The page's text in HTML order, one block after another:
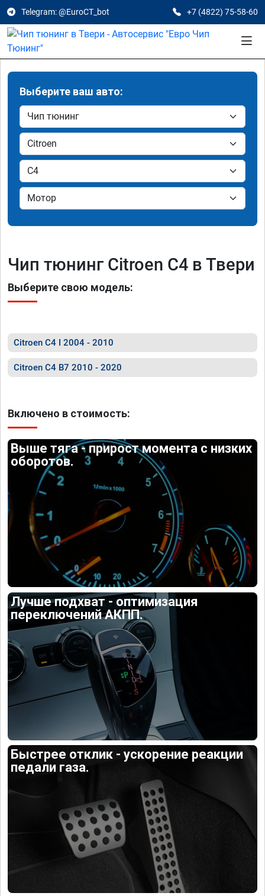
Telegram: @EuroCT_bot +7 (4822) 75-58-60
Выберите ваш авто:
Чип тюнинг Citroen C4 в Твери
Выберите свою модель:
Citroen C4 I 2004 - 2010
Citroen C4 B7 2010 - 2020
Включено в стоимость:
Выше тяга - прирост момента с низких
оборотов.
Лучше подхват - оптимизация
переключений АКПП.
Быстрее отклик - ускорение реакции
педали газа.